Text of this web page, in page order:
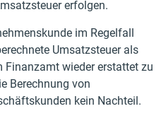
erfolgen.
im Regelfall
Umsatzsteuer als
Finanzamt wieder erstattet zu
Berechnung von
kein Nachteil.